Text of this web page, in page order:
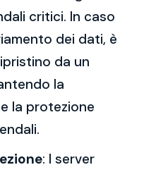
critici. In caso
dei dati, è
da un
la
la protezione
: I server